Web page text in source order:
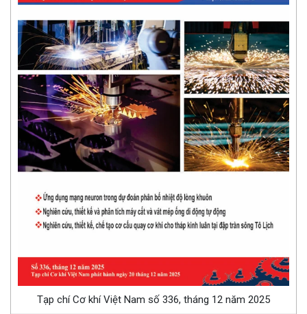
Tạp chí Cơ khí Việt Nam số 336, tháng 12 năm 2025